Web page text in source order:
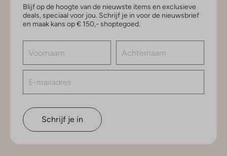
Blijf op de hoogte van de nieuwste items en exclusieve
deals, speciaal voor jou. Schrijf je in voor de nieuwsbrief
en maak kans op € 150,- shoptegoed.
Schrijf je in